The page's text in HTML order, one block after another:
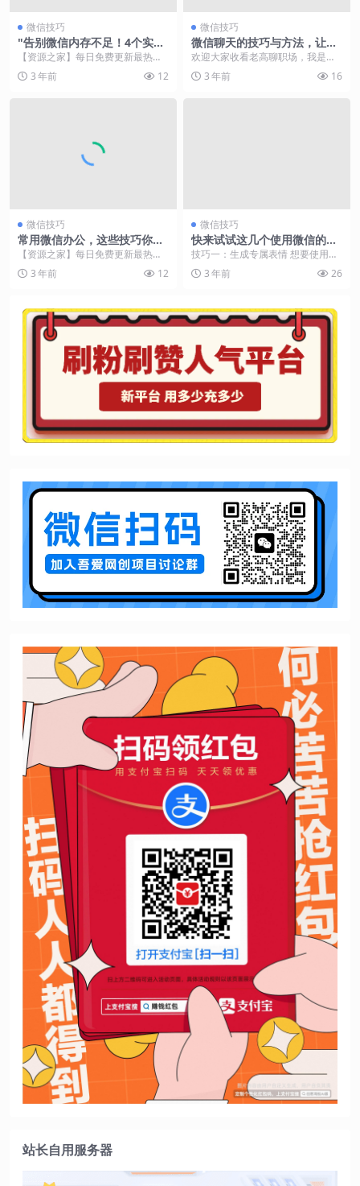
微信技巧
"告别微信内存不足！4个实用
技巧，轻松增加十几G空间📈"
【资源之家】每日免费更新最热门
的副业项目资源 近期，热门话题#
微信占用了我100...
3 年前 12
微信技巧
微信聊天的技巧与方法，让你
在细节上胜人一等（文档版）
欢迎大家收看老高聊职场，我是老
高，今天跟大家聊聊微信聊天的方
法和技巧 现在微信已...
3 年前 16
微信技巧
常用微信办公，这些技巧你都
知道吗？
【资源之家】每日免费更新最热门
的副业项目资源 微信不仅是生活中
常用的工具，很多人...
3 年前 12
微信技巧
快来试试这几个使用微信的小
技巧吧
技巧一：生成专属表情 想要使用自
制表情的姐妹们也不用着急，可以
使用微信自带的表情...
3 年前 26
站长自用服务器